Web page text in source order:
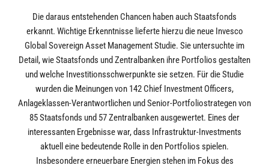
Die daraus entstehenden Chancen haben auch Staatsfonds
erkannt. Wichtige Erkenntnisse lieferte hierzu die neue Invesco
Global Sovereign Asset Management Studie. Sie untersuchte im
Detail, wie Staatsfonds und Zentralbanken ihre Portfolios gestalten
und welche Investitionsschwerpunkte sie setzen. Für die Studie
wurden die Meinungen von 142 Chief Investment Officers,
Anlageklassen-Verantwortlichen und Senior-Portfoliostrategen von
85 Staatsfonds und 57 Zentralbanken ausgewertet. Eines der
interessanten Ergebnisse war, dass Infrastruktur-Investments
aktuell eine bedeutende Rolle in den Portfolios spielen.
Insbesondere erneuerbare Energien stehen im Fokus des